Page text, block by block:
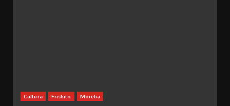
Cultura Frishito Morelia